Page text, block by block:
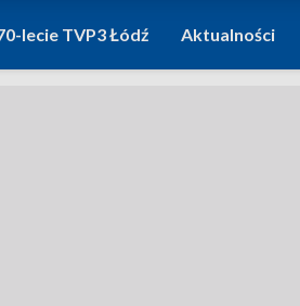
lecie TVP3 Łódź Aktualności